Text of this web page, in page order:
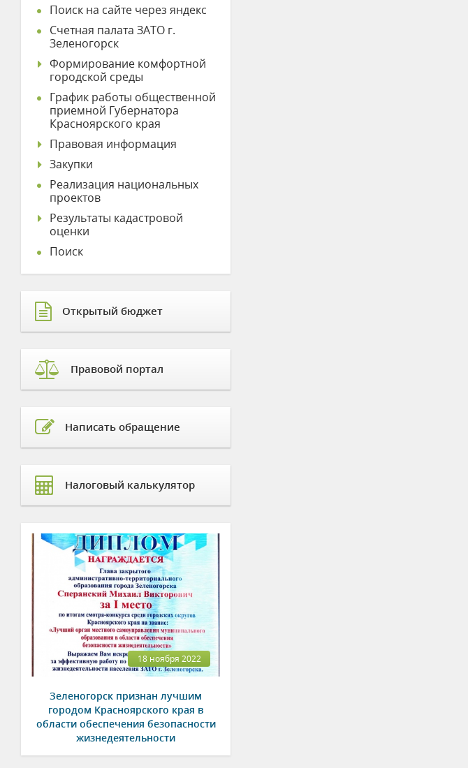
Поиск на сайте через яндекс
Счетная палата ЗАТО г.
Зеленогорск
Формирование комфортной
городской среды
График работы общественной
приемной Губернатора
Красноярского края
Правовая информация
Закупки
Реализация национальных
проектов
Результаты кадастровой
оценки
Поиск
Открытый бюджет
Правовой портал
Написать обращение
Налоговый калькулятор
18 ноября 2022
Зеленогорск признан лучшим
городом Красноярского края в
области обеспечения безопасности
жизнедеятельности